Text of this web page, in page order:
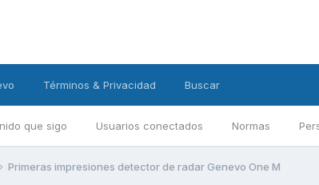
que sigo Usuarios conectados Normas
Términos & Privacidad Buscar
Primeras impresiones detector de radar Genevo One M